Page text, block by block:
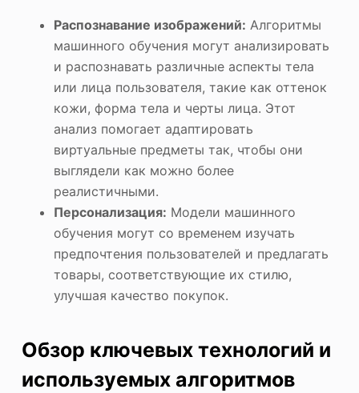
Распознавание изображений: Алгоритмы
машинного обучения могут анализировать
и распознавать различные аспекты тела
или лица пользователя, такие как оттенок
кожи, форма тела и черты лица. Этот
анализ помогает адаптировать
виртуальные предметы так, чтобы они
выглядели как можно более
реалистичными.
Персонализация: Модели машинного
обучения могут со временем изучать
предпочтения пользователей и предлагать
товары, соответствующие их стилю,
улучшая качество покупок.
Обзор ключевых технологий и
используемых алгоритмов